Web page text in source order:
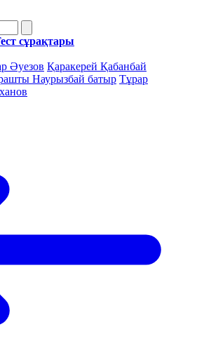
сұрақтары
Әуезов Қаракерей Қабанбай
Наурызбай батыр Тұрар